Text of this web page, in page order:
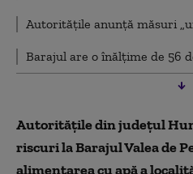
Autoritățile anunță măsuri
Barajul are o înălțime de 56
Autoritățile din județul
riscuri la Barajul Valea de
alimentarea cu apă a